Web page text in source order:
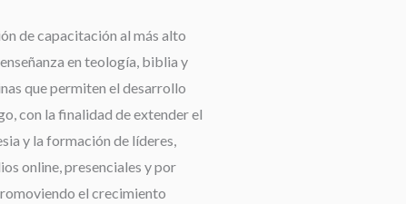
de capacitación al más alto
en teología, biblia y
que permiten el desarrollo
con la finalidad de extender el
y la formación de líderes,
online, presenciales y por
el crecimiento